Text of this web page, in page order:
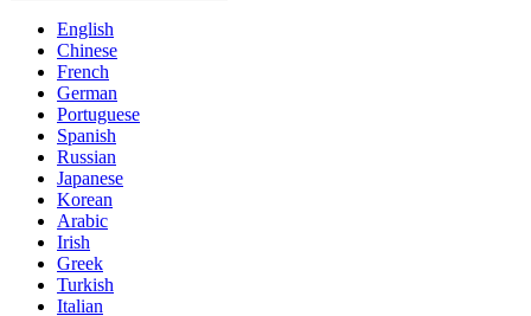
English
Chinese
French
German
Portuguese
Spanish
Russian
Japanese
Korean
Arabic
Irish
Greek
Turkish
Italian